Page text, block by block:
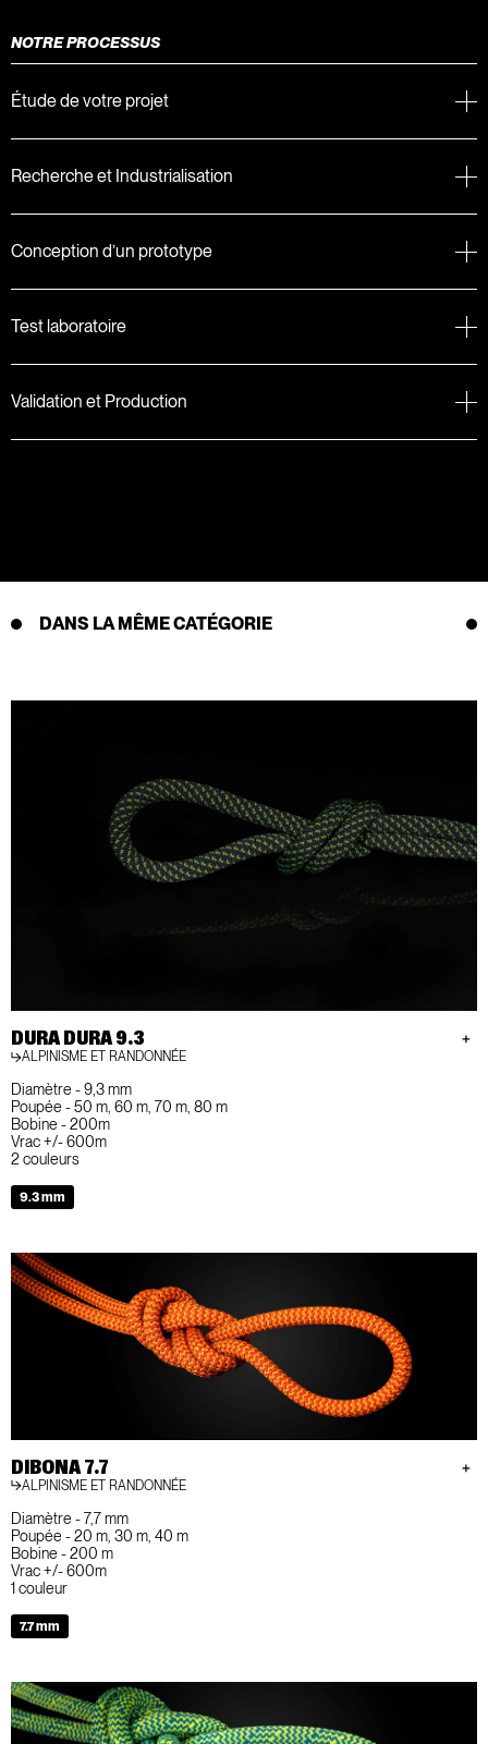
NOTRE PROCESSUS
Étude de votre projet
Recherche et Industrialisation
Conception d’un prototype
Test laboratoire
Validation et Production
DANS LA MÊME CATÉGORIE
DURA DURA 9.3
ALPINISME ET RANDONNÉE
Diamètre - 9,3 mm
Poupée - 50 m, 60 m, 70 m, 80 m
Bobine - 200m
Vrac +/- 600m
2 couleurs
9.3 mm
DIBONA 7.7
ALPINISME ET RANDONNÉE
Diamètre - 7,7 mm
Poupée - 20 m, 30 m, 40 m
Bobine - 200 m
Vrac +/- 600m
1 couleur
7.7 mm